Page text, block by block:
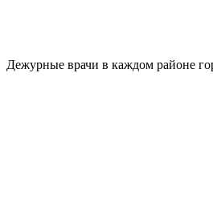
Дежурные врачи в каждом районе